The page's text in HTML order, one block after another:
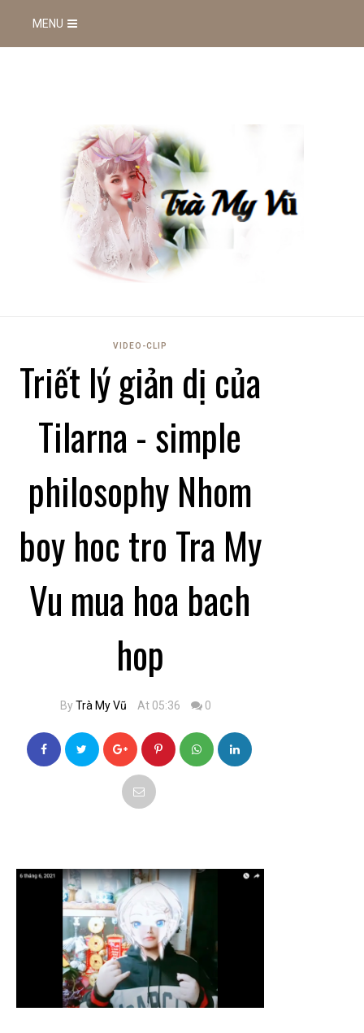
MENU
VIDEO-CLIP
Triết lý giản dị của
Tilarna - simple
philosophy Nhom
boy hoc tro Tra My
Vu mua hoa bach
hop
ByTrà My Vũ At 05:36 0